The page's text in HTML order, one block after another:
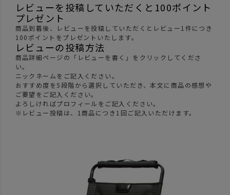
レビューを投稿していただくと100ポイント
プレゼント
商品到着後、レビューを投稿していただくとレビュー1件につき
100ポイントをプレゼントいたします。
レビューの投稿方法
商品詳細ページの「レビューを書く」をクリックしてくださ
い。
ニックネームをご記入ください。
おすすめ度を5段階から選択していただき、本文に商品の感想や
ご要望をご記入ください。
よろしければプロフィールをご記入ください。
※レビュー投稿は、1商品につき1回ご記入いただけます。